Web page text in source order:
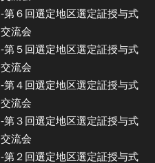
-第６回選定地区選定証授与式
交流会
-第５回選定地区選定証授与式
交流会
-第４回選定地区選定証授与式
交流会
-第３回選定地区選定証授与式
交流会
-第２回選定地区選定証授与式